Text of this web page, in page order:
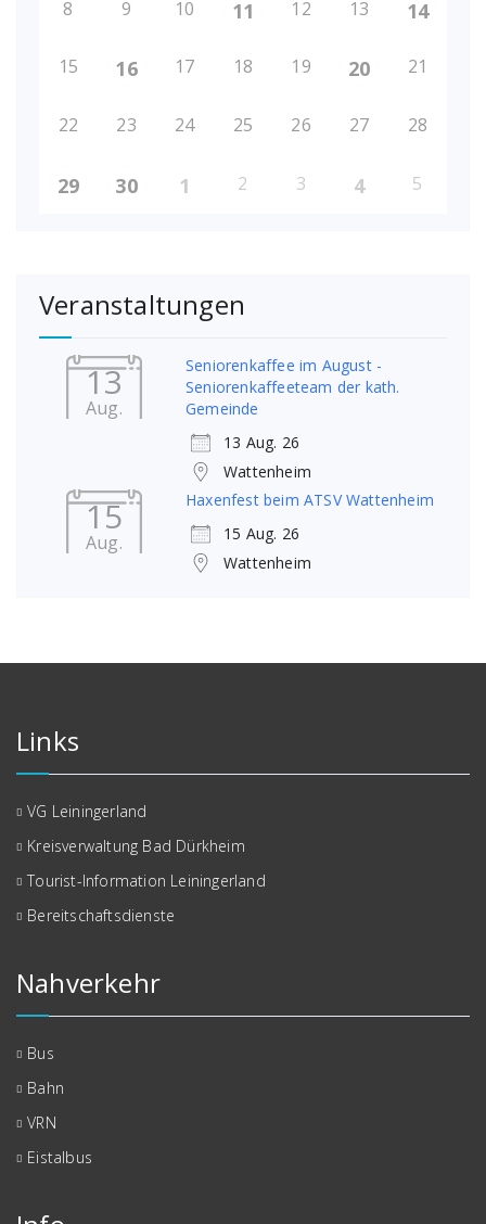
8 9 10 11 12 13 14
15 16 17 18 19 20 21
22 23 24 25 26 27 28
29 30 1 2 3 4 5
Veranstaltungen
13
Aug.
Seniorenkaffee im August -
Seniorenkaffeeteam der kath.
Gemeinde
13 Aug. 26
Wattenheim
15
Aug.
Haxenfest beim ATSV Wattenheim
15 Aug. 26
Wattenheim
Links
VG Leiningerland
Kreisverwaltung Bad Dürkheim
Tourist-Information Leiningerland
Bereitschaftsdienste
Nahverkehr
Bus
Bahn
VRN
Eistalbus